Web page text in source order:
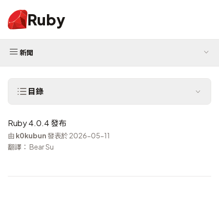
Ruby
新聞
目錄
Ruby 4.0.4 發布
由 k0kubun發表於 2026-05-11
翻譯： Bear Su